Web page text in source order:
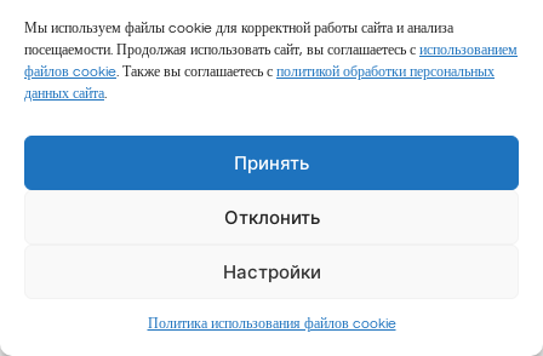
Мы используем файлы cookie для корректной работы сайта и анализа
посещаемости. Продолжая использовать сайт, вы соглашаетесь с использованием
файлов cookie. Также вы соглашаетесь с политикой обработки персональных
данных сайта.
Принять
Отклонить
Настройки
Политика использования файлов cookie
Пользовательское соглашение|Политика
конфиденциальности
персональных данных
файлов cookie